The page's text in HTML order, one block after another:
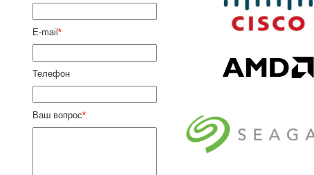
E-mail*
Телефон
Ваш вопрос*